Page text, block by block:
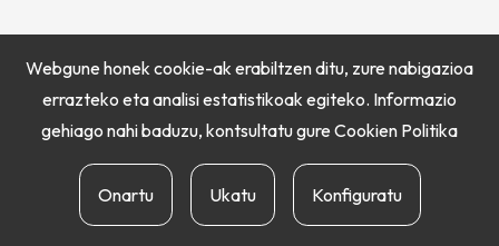
Webgune honek cookie-ak erabiltzen ditu, zure nabigazioa
errazteko eta analisi estatistikoak egiteko. Informazio
gehiago nahi baduzu, kontsultatu gure Cookien Politika
Onartu Ukatu Konfiguratu